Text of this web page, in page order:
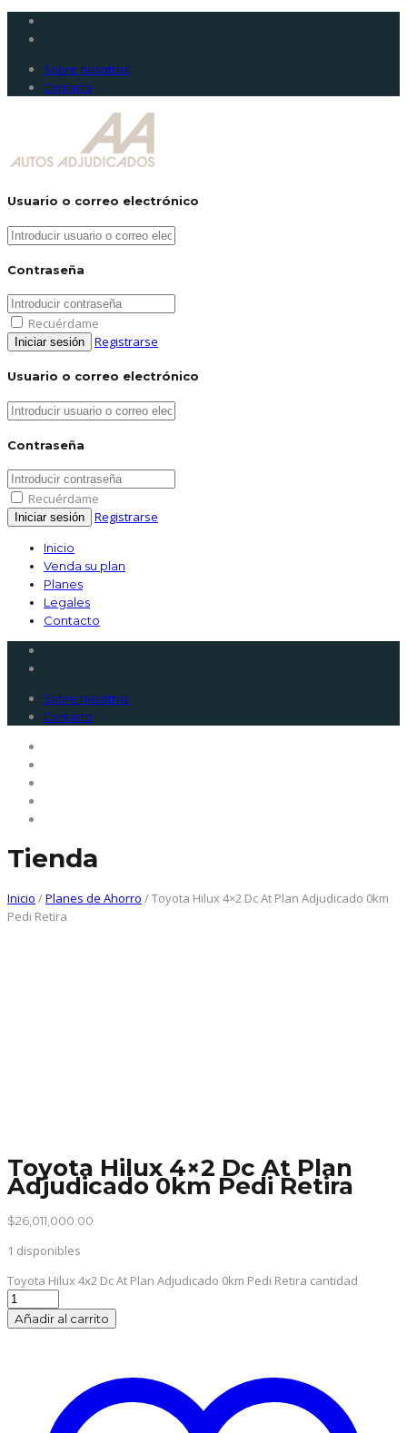
Sobre nosotros
Contacto
Usuario o correo electrónico
Contraseña
Recuérdame
Registrarse
Usuario o correo electrónico
Contraseña
Recuérdame
Registrarse
Inicio
Venda su plan
Planes
Legales
Contacto
Sobre nosotros
Contacto
Tienda
Inicio /Planes de Ahorro / Toyota Hilux 4×2 Dc At Plan Adjudicado 0km
Pedi Retira
Toyota Hilux 4×2 Dc At Plan
Adjudicado 0km Pedi Retira
$26,011,000.00
1 disponibles
Toyota Hilux 4x2 Dc At Plan Adjudicado 0km Pedi Retira cantidad
Añadir al carrito